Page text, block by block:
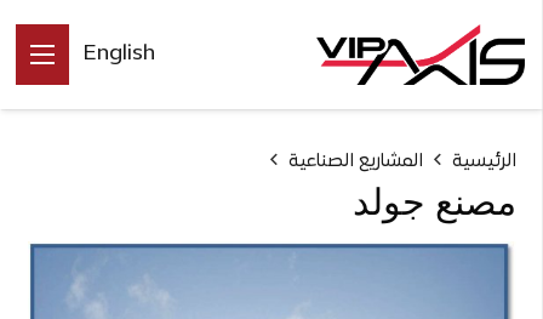
English
الرئيسية المشاريع الصناعية
مصنع جولد